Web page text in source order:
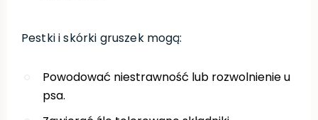
Pestki i skórki gruszek mogą:
Powodować niestrawność lub rozwolnienie u
psa.